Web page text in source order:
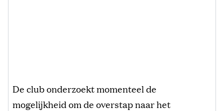
De club onderzoekt momenteel de
mogelijkheid om de overstap naar het